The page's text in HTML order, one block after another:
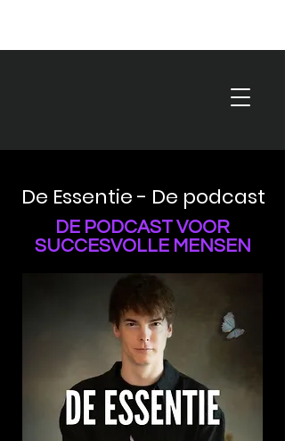
De Essentie - De podcast
DE PODCAST VOOR
SUCCESVOLLE MENSEN